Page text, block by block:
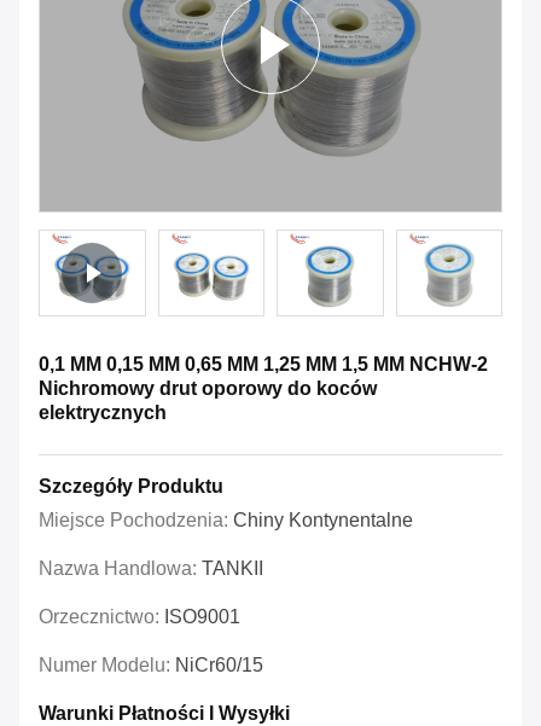
0,1 MM 0,15 MM 0,65 MM 1,25 MM 1,5 MM NCHW-2
Nichromowy drut oporowy do koców
elektrycznych
Szczegóły Produktu
Miejsce Pochodzenia: Chiny Kontynentalne
Nazwa Handlowa: TANKII
Orzecznictwo: ISO9001
Numer Modelu: NiCr60/15
Warunki Płatności I Wysyłki